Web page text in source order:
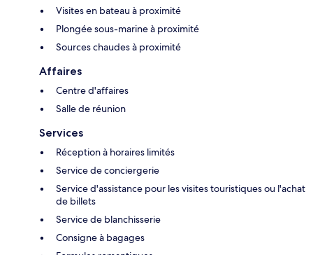
Visites en bateau à proximité
Plongée sous-marine à proximité
Sources chaudes à proximité
Affaires
Centre d'affaires
Salle de réunion
Services
Réception à horaires limités
Service de conciergerie
Service d'assistance pour les visites touristiques ou l'achat
de billets
Service de blanchisserie
Consigne à bagages